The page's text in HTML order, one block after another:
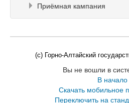
Приёмная кампания
(c) Горно-Алтайский
Вы не вошли в
В начало
Скачать мобильное
Переключить на